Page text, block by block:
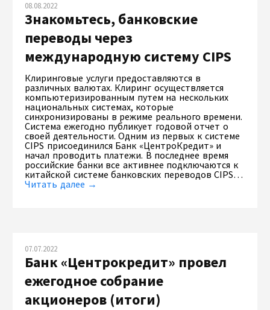
08.08.2022
Знакомьтесь, банковские
переводы через
международную систему CIPS
Клиринговые услуги предоставляются в
различных валютах. Клиринг осуществляется
компьютеризированным путем на нескольких
национальных системах, которые
синхронизированы в режиме реального времени.
Система ежегодно публикует годовой отчет о
своей деятельности. Одним из первых к системе
CIPS присоединился Банк «ЦентроКредит» и
начал проводить платежи. В последнее время
российские банки все активнее подключаются к
китайской системе банковских переводов CIPS…
Читать далее →
07.07.2022
Банк «Центрокредит» провел
ежегодное собрание
акционеров (итоги)